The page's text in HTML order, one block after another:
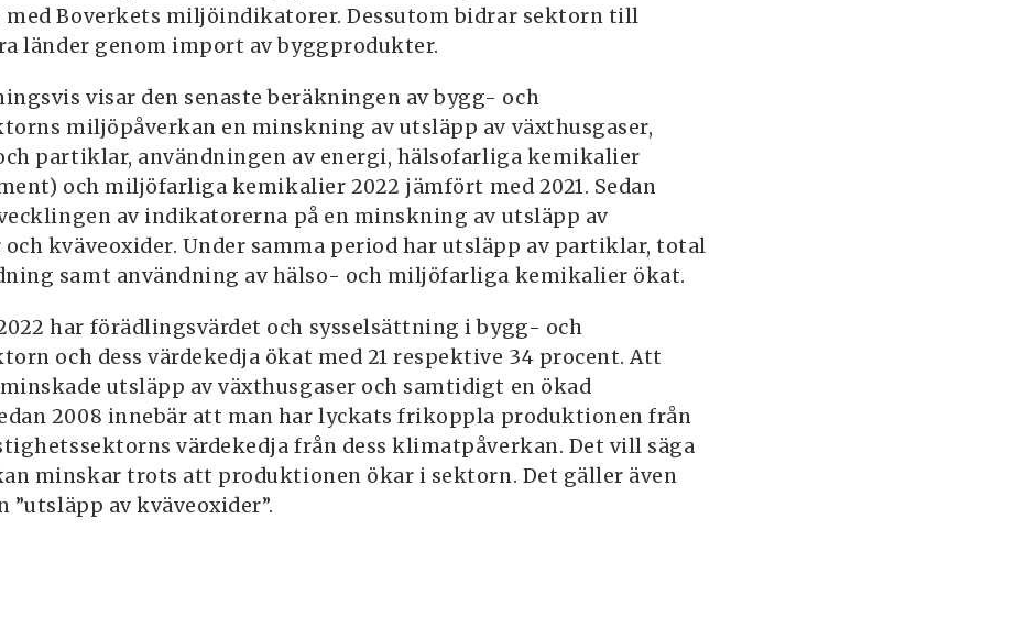
med Boverkets miljöindikatorer. Dessutom bidrar sektorn till
länder genom import av byggprodukter.
visar den senaste beräkningen av bygg- och
miljöpåverkan en minskning av utsläpp av växthusgaser,
partiklar, användningen av energi, hälsofarliga kemikalier
och miljöfarliga kemikalier 2022 jämfört med 2021. Sedan
av indikatorerna på en minskning av utsläpp av
och kväveoxider. Under samma period har utsläpp av partiklar, total
samt användning av hälso- och miljöfarliga kemikalier ökat.
har förädlingsvärdet och sysselsättning i bygg- och
och dess värdekedja ökat med 21 respektive 34 procent. Att
utsläpp av växthusgaser och samtidigt en ökad
2008 innebär att man har lyckats frikoppla produktionen från
värdekedja från dess klimatpåverkan. Det vill säga
minskar trots att produktionen ökar i sektorn. Det gäller även
av kväveoxider”.